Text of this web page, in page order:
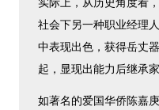
实际上，从历史角度看
社会下另一种职业经理
中表现出色，获得岳丈
起，显现出能力后继承家
如著名的爱国华侨陈嘉